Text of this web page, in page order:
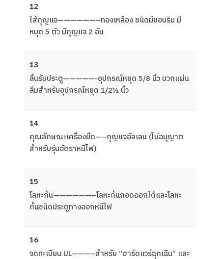
12
ไส้กุญแจ——————–ทองเหลือง ชนิดมีขอบริม มี
หมุด 5 ตัว มีกุญแจ 2 อัน
13
ลิ้นรับประตู—————-อุปกรณ์หยุด 5/8 นิ้ว บวกแผ่น
ลิ่มสำหรับอุปกรณ์หยุด 1/2½ นิ้ว
14
คุณลักษณะเครื่องยึด—–กุญแจอัลเลน (ไม่อนุญาต
สำหรับรุ่นอัตราหนีไฟ)
15
โลหะกั้น——————–โลหะกั้นถอดออกได้และโลหะ
กั้นชนิดประตูทางออกหนีไฟ
16
จดทะเบียน UL———–สำหรับ “ฮาร์ดแวร์ฉุกเฉิน” และ